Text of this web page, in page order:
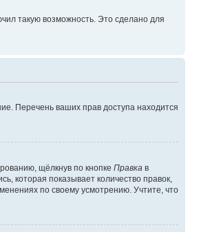
такую возможность. Это сделано для
Перечень ваших прав доступа находится
щёлкнув по кнопке Правка в
которая показывает количество правок,
по своему усмотрению. Учтите, что